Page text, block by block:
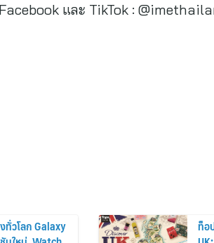
และ TikTok :
ทั่วโลก Galaxy
ท็อ